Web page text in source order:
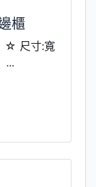
櫃
☆ 尺寸:寬
...